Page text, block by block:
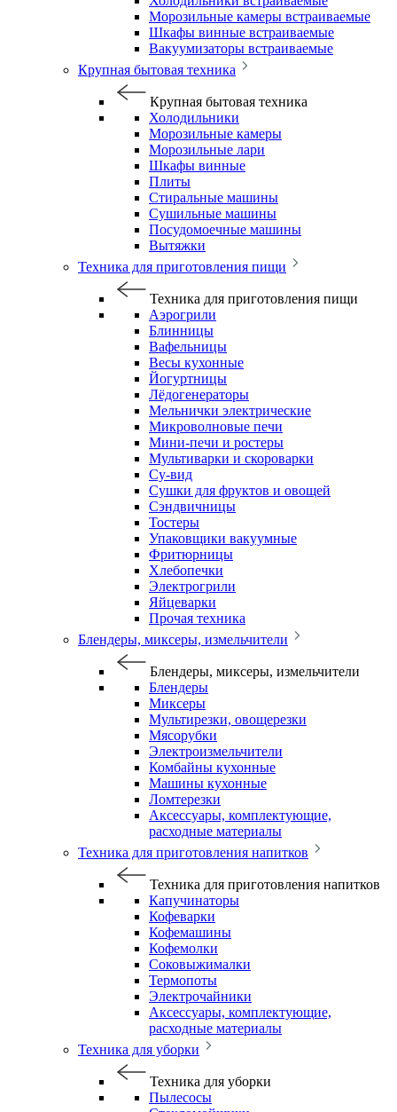
Морозильные камеры встраиваемые
Шкафы винные встраиваемые
Вакуумизаторы встраиваемые
Крупная бытовая техника
Крупная бытовая техника
Холодильники
Морозильные камеры
Морозильные лари
Шкафы винные
Плиты
Стиральные машины
Сушильные машины
Посудомоечные машины
Вытяжки
Техника для приготовления пищи
Техника для приготовления пищи
Аэрогрили
Блинницы
Вафельницы
Весы кухонные
Йогуртницы
Лёдогенераторы
Мельнички электрические
Микроволновые печи
Мини-печи и ростеры
Мультиварки и скороварки
Су-вид
Сушки для фруктов и овощей
Сэндвичницы
Тостеры
Упаковщики вакуумные
Фритюрницы
Хлебопечки
Электрогрили
Яйцеварки
Прочая техника
Блендеры, миксеры, измельчители
Блендеры, миксеры, измельчители
Блендеры
Миксеры
Мультирезки, овощерезки
Мясорубки
Электроизмельчители
Комбайны кухонные
Машины кухонные
Ломтерезки
Аксессуары, комплектующие,
расходные материалы
Техника для приготовления напитков
Техника для приготовления напитков
Капучинаторы
Кофеварки
Кофемашины
Кофемолки
Соковыжималки
Термопоты
Электрочайники
Аксессуары, комплектующие,
расходные материалы
Техника для уборки
Техника для уборки
Пылесосы